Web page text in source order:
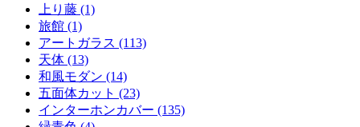
上り藤 (1)
旅館 (1)
アートガラス (113)
天体 (13)
和風モダン (14)
五面体カット (23)
インターホンカバー (135)